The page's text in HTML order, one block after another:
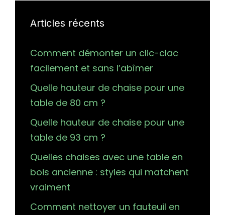
Articles récents
Comment démonter un clic-clac
facilement et sans l’abîmer
Quelle hauteur de chaise pour une
table de 80 cm ?
Quelle hauteur de chaise pour une
table de 93 cm ?
Quelles chaises avec une table en
bois ancienne : styles qui matchent
vraiment
Comment nettoyer un fauteuil en